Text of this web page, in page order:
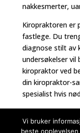
nakkesmerter,
Kiropraktoren er
fastlege. Du
diagnose stilt av
undersøkelser
kiropraktor ved
din kiropraktor-
spesialist hvis
Vi bruker
beste